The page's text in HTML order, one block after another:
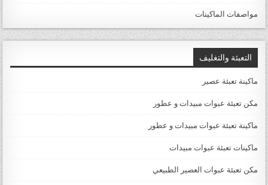
مواصفات الماكينات
التعبئة والتغليف
ماكينة تعبئة عصير
مكن تعبئة عبوات مبيدات و عطور
ماكينة تعبئة عبوات مبيدات و عطور
ماكينات تعبئة عبوات مبيدات
مكن تعبئة عبوات العصير الطبيعي